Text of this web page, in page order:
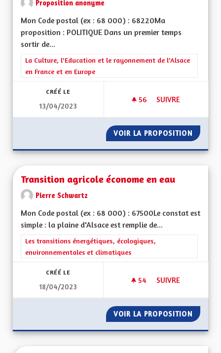
Proposition anonyme
Mon Code postal (ex : 68 000) : 68220Ma
proposition : POLITIQUE Dans un premier temps
sortir de...
Filtrer les résultats de la catégorie : La Culture, l'Education et
La Culture, l'Education et le rayonnement de l'Alsace
en France et en Europe
CRÉÉ LE
13/04/2023
56 56 ABONNÉS
SUIVRE
VOIR LA PROPOSITION UNE
Transition agricole économe en eau
Pierre Schwartz
Mon Code postal (ex : 68 000) : 67500Le constat est
simple : la plaine d'Alsace est remplie de...
Filtrer les résultats de la catégorie : Les transitions
Les transitions énergétiques, écologiques,
environnementales et climatiques
CRÉÉ LE
18/04/2023
54 54 ABONNÉS
SUIVRE
VOIR LA PROPOSITION